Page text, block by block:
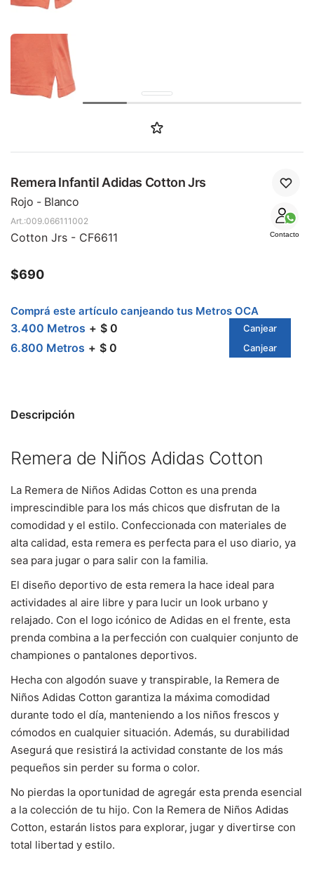
Remera Infantil Adidas Cotton Jrs
Rojo - Blanco
Contacto
009.066111002
Cotton Jrs - CF6611
$690
Comprá este artículo canjeando tus Metros OCA
3.400 Metros $ 0 Canjear
6.800 Metros $ 0 Canjear
Descripción
Remera de Niños Adidas Cotton
La Remera de Niños Adidas Cotton es una prenda
imprescindible para los más chicos que disfrutan de la
comodidad y el estilo. Confeccionada con materiales de
alta calidad, esta remera es perfecta para el uso diario, ya
sea para jugar o para salir con la familia.
El diseño deportivo de esta remera la hace ideal para
actividades al aire libre y para lucir un look urbano y
relajado. Con el logo icónico de Adidas en el frente, esta
prenda combina a la perfección con cualquier conjunto de
championes o pantalones deportivos.
Hecha con algodón suave y transpirable, la Remera de
Niños Adidas Cotton garantiza la máxima comodidad
durante todo el día, manteniendo a los niños frescos y
cómodos en cualquier situación. Además, su durabilidad
Asegurá que resistirá la actividad constante de los más
pequeños sin perder su forma o color.
No pierdas la oportunidad de agregár esta prenda esencial
a la colección de tu hijo. Con la Remera de Niños Adidas
Cotton, estarán listos para explorar, jugar y divertirse con
total libertad y estilo.